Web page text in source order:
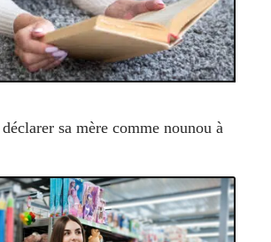
sa mère comme nounou à